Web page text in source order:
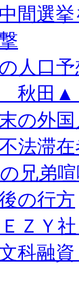
間選
人口
秋田▲
の外
法滞
兄弟
の行方
ＺＹ
科融